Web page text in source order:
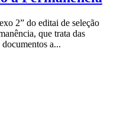
2” do editai de seleção
que trata das
a...